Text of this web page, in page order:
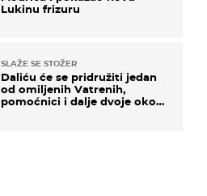
Lukinu frizuru
SLAŽE SE STOŽER
Daliću će se pridružiti jedan
od omiljenih Vatrenih,
pomoćnici i dalje dvoje oko